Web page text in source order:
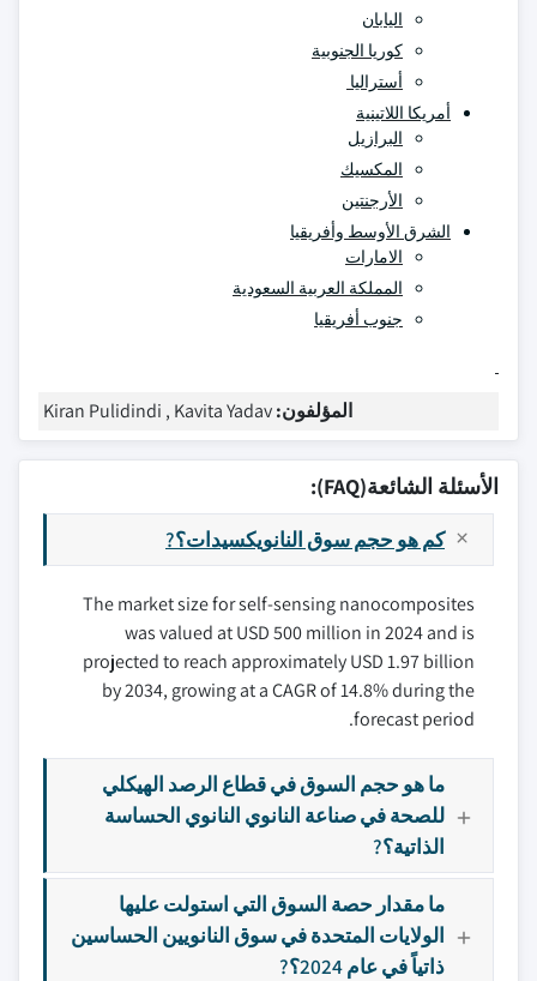
اليابان
كوريا الجنوبية
أستراليا
أمريكا اللاتينية
البرازيل
المكسيك
الأرجنتين
الشرق الأوسط وأفريقيا
الامارات
المملكة العربية السعودية
جنوب أفريقيا
المؤلفون:Kiran Pulidindi , Kavita Yadav
الأسئلة الشائعة(FAQ):
كم هو حجم سوق النانويكسيدات؟?
The market size for self-sensing nanocomposites
was valued at USD 500 million in 2024 and is
projected to reach approximately USD 1.97 billion
by 2034, growing at a CAGR of 14.8% during the
forecast period.
ما هو حجم السوق في قطاع الرصد الهيكلي
للصحة في صناعة النانوي النانوي الحساسة
الذاتية؟?
ما مقدار حصة السوق التي استولت عليها
الولايات المتحدة في سوق النانويين الحساسين
ذاتياً في عام 2024؟?